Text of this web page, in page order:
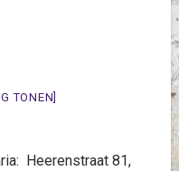
TONEN]
Heerenstraat 81,